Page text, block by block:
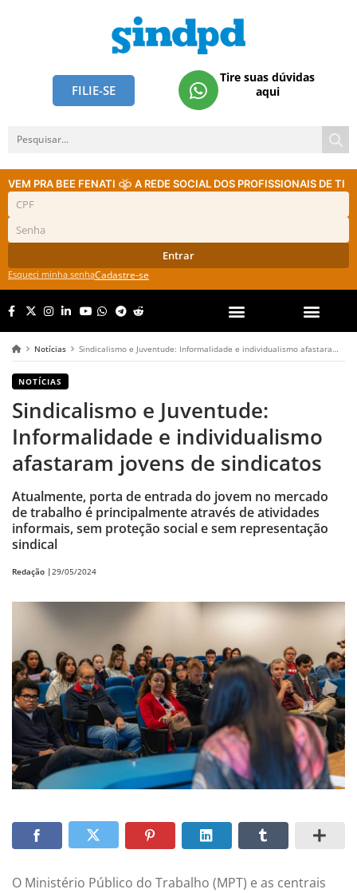
FILIE-SE
Tire suas dúvidas
aqui
VEM PRA BEE FENATI A REDE SOCIAL DOS PROFISSIONAIS DE TI
Entrar
Esqueci minha senhaCadastre-se
Notícias Sindicalismo e Juventude: Informalidade e individualismo afastaram jovens de sindicatos
NOTÍCIAS
Sindicalismo e Juventude:
Informalidade e individualismo
afastaram jovens de sindicatos
Atualmente, porta de entrada do jovem no mercado
de trabalho é principalmente através de atividades
informais, sem proteção social e sem representação
sindical
Redação |29/05/2024
O Ministério Público do Trabalho (MPT) e as centrais